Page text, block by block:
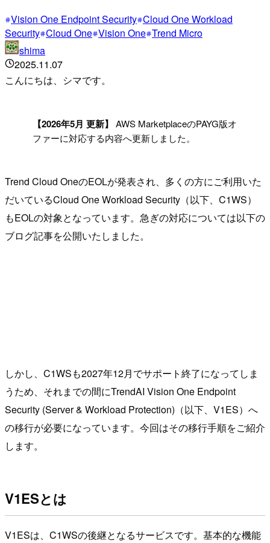
Vision One Endpoint Security Cloud One Workload
Security Cloud One Vision One Trend Micro
shima
2025.11.07
こんにちは、シマです。
【2026年5月 更新】 AWS MarketplaceのPAYG版オ
ファーに対応する内容へ更新しました。
Trend Cloud OneのEOLが発表され、多くの方にご利用いた
だいているCloud One Workload Security（以下、C1WS）
もEOLの対象となっています。急ぎの対応については以下の
ブログ記事を公開いたしました。
しかし、C1WSも2027年12月でサポート終了になってしま
うため、それまでの間にTrendAI Vision One Endpoint
Security (Server & Workload Protection)（以下、V1ES）へ
の移行が必要になっています。今回はその移行手順をご紹介
します。
V1ESとは
V1ESは、C1WSの後継となるサービスです。基本的な機能